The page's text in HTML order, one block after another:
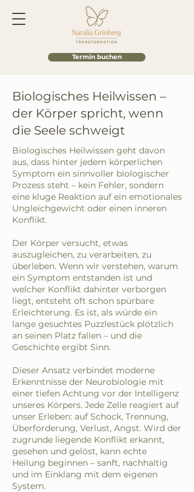
Termin buchen
Biologisches Heilwissen –
der Körper spricht, wenn
die Seele schweigt
Biologisches Heilwissen geht davon
aus, dass hinter jedem körperlichen
Symptom ein sinnvoller biologischer
Prozess steht – kein Fehler, sondern
eine kluge Reaktion auf ein emotionales
Ungleichgewicht oder einen inneren
Konflikt.
Der Körper versucht, etwas
auszugleichen, zu verarbeiten, zu
überleben. Wenn wir verstehen, warum
ein Symptom entstanden ist und
welcher Konflikt dahinter verborgen
liegt, entsteht oft schon spürbare
Erleichterung. Es ist, als würde ein
lange gesuchtes Puzzlestück plötzlich
an seinen Platz fallen – und die
Geschichte ergibt Sinn.
Dieser Ansatz verbindet moderne
Erkenntnisse der Neurobiologie mit
einer tiefen Achtung vor der Intelligenz
unseres Körpers. Jede Zelle reagiert auf
unser Erleben: auf Schock, Trennung,
Überforderung, Verlust, Angst. Wird der
zugrunde liegende Konflikt erkannt,
gesehen und gelöst, kann echte
Heilung beginnen – sanft, nachhaltig
und im Einklang mit dem eigenen
System.